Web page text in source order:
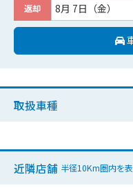
返却 8月 7日（金）
取扱車種
近隣店舗 半径10Km圏内を